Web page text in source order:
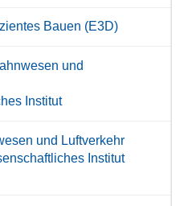
Bauen (E3D)
und
Institut
und Luftverkehr
Institut